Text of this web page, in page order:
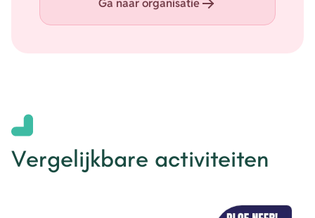
Ga naar organisatie
Vergelijkbare activiteiten